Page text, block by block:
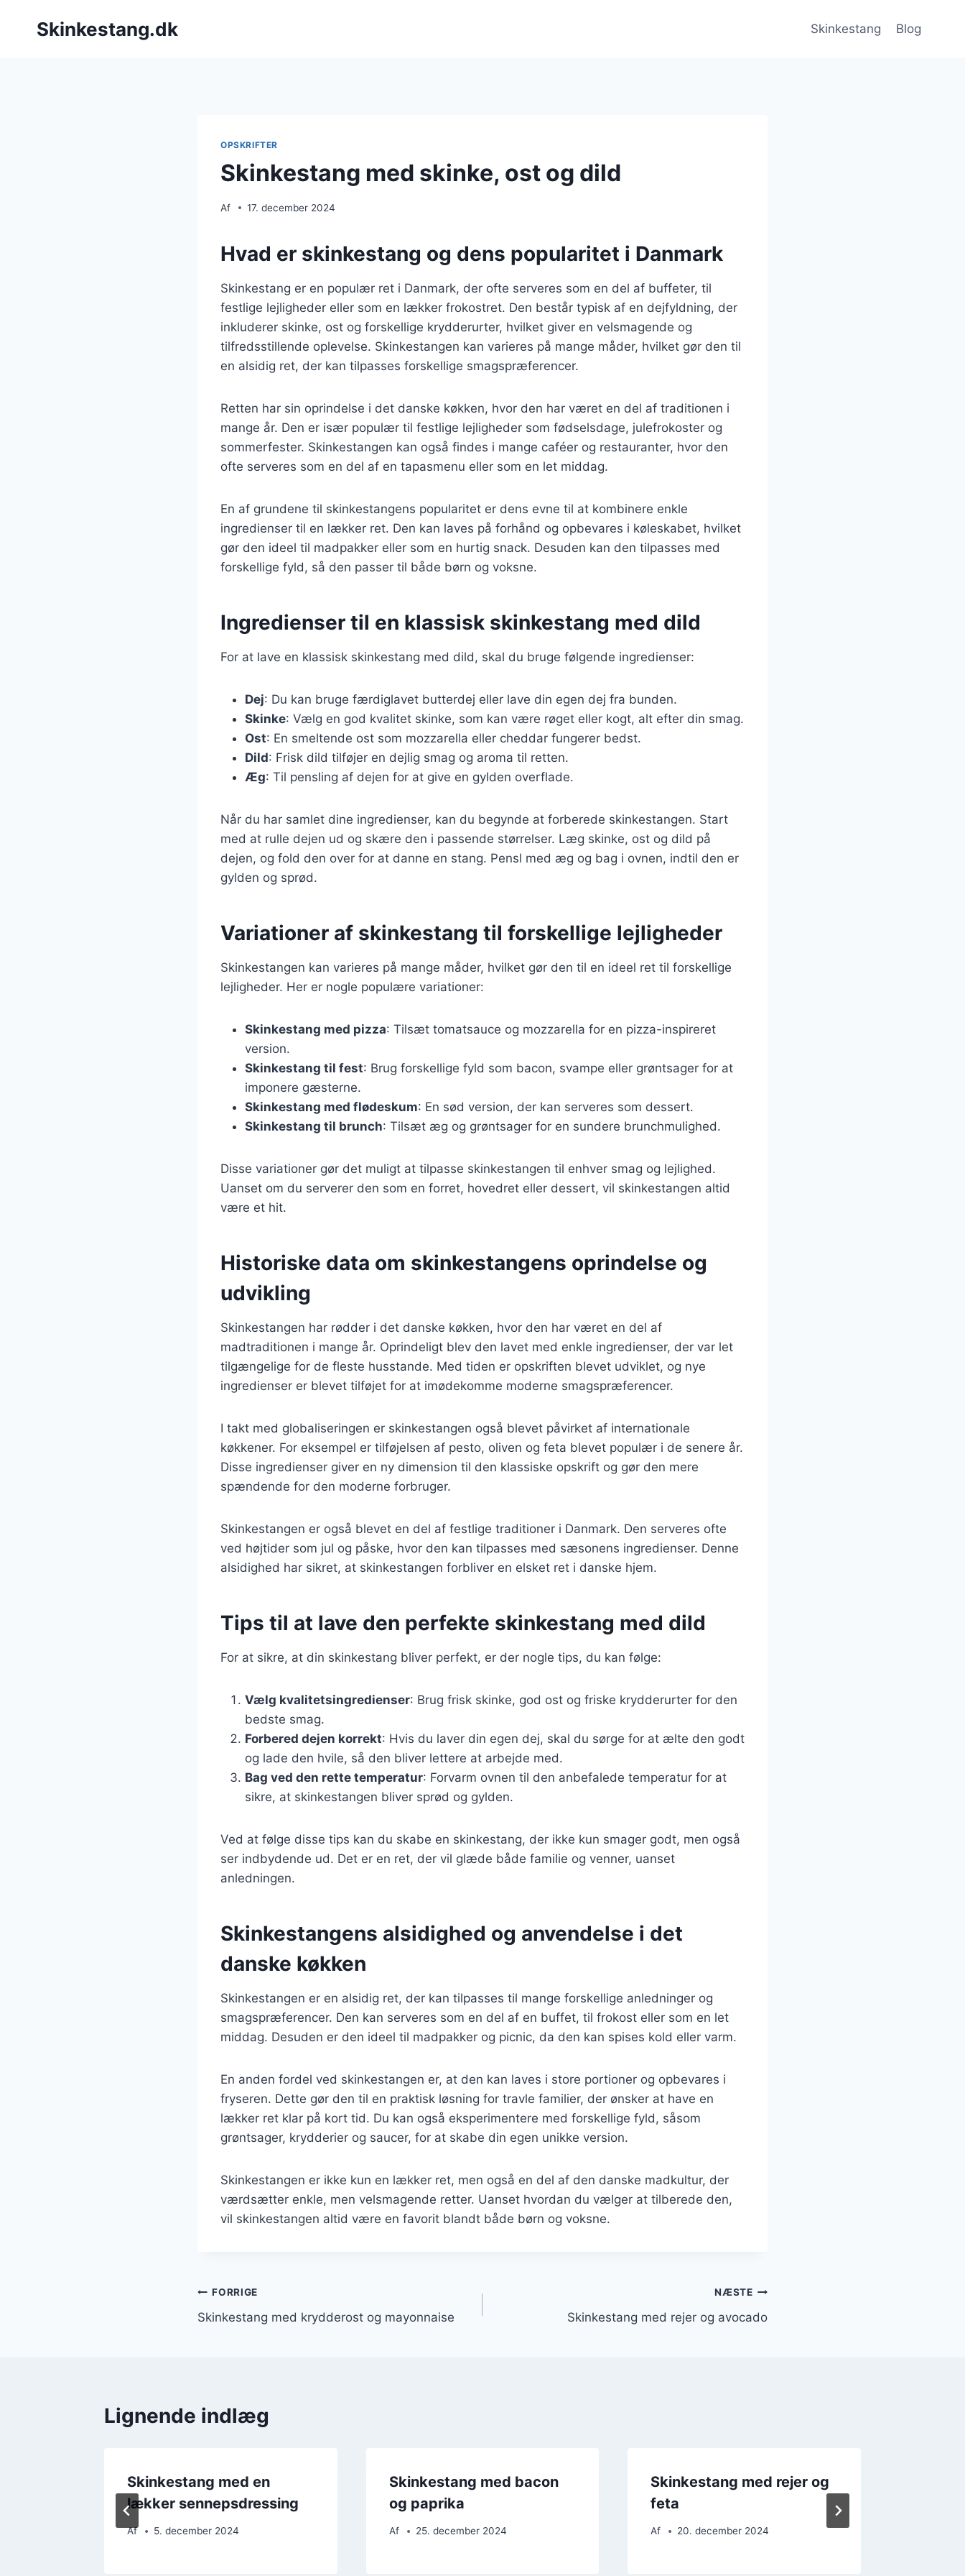
Skinkestang.dk Skinkestang Blog
OPSKRIFTER
Skinkestang med skinke, ost og dild
Af 17. december 2024
Hvad er skinkestang og dens popularitet i Danmark
Skinkestang er en populær ret i Danmark, der ofte serveres som en del af buffeter, til
festlige lejligheder eller som en lækker frokostret. Den består typisk af en dejfyldning, der
inkluderer skinke, ost og forskellige krydderurter, hvilket giver en velsmagende og
tilfredsstillende oplevelse. Skinkestangen kan varieres på mange måder, hvilket gør den til
en alsidig ret, der kan tilpasses forskellige smagspræferencer.
Retten har sin oprindelse i det danske køkken, hvor den har været en del af traditionen i
mange år. Den er især populær til festlige lejligheder som fødselsdage, julefrokoster og
sommerfester. Skinkestangen kan også findes i mange caféer og restauranter, hvor den
ofte serveres som en del af en tapasmenu eller som en let middag.
En af grundene til skinkestangens popularitet er dens evne til at kombinere enkle
ingredienser til en lækker ret. Den kan laves på forhånd og opbevares i køleskabet, hvilket
gør den ideel til madpakker eller som en hurtig snack. Desuden kan den tilpasses med
forskellige fyld, så den passer til både børn og voksne.
Ingredienser til en klassisk skinkestang med dild
For at lave en klassisk skinkestang med dild, skal du bruge følgende ingredienser:
Dej: Du kan bruge færdiglavet butterdej eller lave din egen dej fra bunden.
Skinke: Vælg en god kvalitet skinke, som kan være røget eller kogt, alt efter din smag.
Ost: En smeltende ost som mozzarella eller cheddar fungerer bedst.
Dild: Frisk dild tilføjer en dejlig smag og aroma til retten.
Æg: Til pensling af dejen for at give en gylden overflade.
Når du har samlet dine ingredienser, kan du begynde at forberede skinkestangen. Start
med at rulle dejen ud og skære den i passende størrelser. Læg skinke, ost og dild på
dejen, og fold den over for at danne en stang. Pensl med æg og bag i ovnen, indtil den er
gylden og sprød.
Variationer af skinkestang til forskellige lejligheder
Skinkestangen kan varieres på mange måder, hvilket gør den til en ideel ret til forskellige
lejligheder. Her er nogle populære variationer:
Skinkestang med pizza: Tilsæt tomatsauce og mozzarella for en pizza-inspireret
version.
Skinkestang til fest: Brug forskellige fyld som bacon, svampe eller grøntsager for at
imponere gæsterne.
Skinkestang med flødeskum: En sød version, der kan serveres som dessert.
Skinkestang til brunch: Tilsæt æg og grøntsager for en sundere brunchmulighed.
Disse variationer gør det muligt at tilpasse skinkestangen til enhver smag og lejlighed.
Uanset om du serverer den som en forret, hovedret eller dessert, vil skinkestangen altid
være et hit.
Historiske data om skinkestangens oprindelse og
udvikling
Skinkestangen har rødder i det danske køkken, hvor den har været en del af
madtraditionen i mange år. Oprindeligt blev den lavet med enkle ingredienser, der var let
tilgængelige for de fleste husstande. Med tiden er opskriften blevet udviklet, og nye
ingredienser er blevet tilføjet for at imødekomme moderne smagspræferencer.
I takt med globaliseringen er skinkestangen også blevet påvirket af internationale
køkkener. For eksempel er tilføjelsen af pesto, oliven og feta blevet populær i de senere år.
Disse ingredienser giver en ny dimension til den klassiske opskrift og gør den mere
spændende for den moderne forbruger.
Skinkestangen er også blevet en del af festlige traditioner i Danmark. Den serveres ofte
ved højtider som jul og påske, hvor den kan tilpasses med sæsonens ingredienser. Denne
alsidighed har sikret, at skinkestangen forbliver en elsket ret i danske hjem.
Tips til at lave den perfekte skinkestang med dild
For at sikre, at din skinkestang bliver perfekt, er der nogle tips, du kan følge:
Vælg kvalitetsingredienser: Brug frisk skinke, god ost og friske krydderurter for den
bedste smag.
Forbered dejen korrekt: Hvis du laver din egen dej, skal du sørge for at ælte den godt
og lade den hvile, så den bliver lettere at arbejde med.
Bag ved den rette temperatur: Forvarm ovnen til den anbefalede temperatur for at
sikre, at skinkestangen bliver sprød og gylden.
Ved at følge disse tips kan du skabe en skinkestang, der ikke kun smager godt, men også
ser indbydende ud. Det er en ret, der vil glæde både familie og venner, uanset
anledningen.
Skinkestangens alsidighed og anvendelse i det
danske køkken
Skinkestangen er en alsidig ret, der kan tilpasses til mange forskellige anledninger og
smagspræferencer. Den kan serveres som en del af en buffet, til frokost eller som en let
middag. Desuden er den ideel til madpakker og picnic, da den kan spises kold eller varm.
En anden fordel ved skinkestangen er, at den kan laves i store portioner og opbevares i
fryseren. Dette gør den til en praktisk løsning for travle familier, der ønsker at have en
lækker ret klar på kort tid. Du kan også eksperimentere med forskellige fyld, såsom
grøntsager, krydderier og saucer, for at skabe din egen unikke version.
Skinkestangen er ikke kun en lækker ret, men også en del af den danske madkultur, der
værdsætter enkle, men velsmagende retter. Uanset hvordan du vælger at tilberede den,
vil skinkestangen altid være en favorit blandt både børn og voksne.
Indlægsnavigation
FORRIGE
Skinkestang med krydderost og mayonnaise
NÆSTE
Skinkestang med rejer og avocado
Lignende indlæg
Skinkestang med en
lækker sennepsdressing
Af 5. december 2024
Skinkestang med bacon
og paprika
Af 25. december 2024
Skinkestang med rejer og
feta
Af 20. december 2024